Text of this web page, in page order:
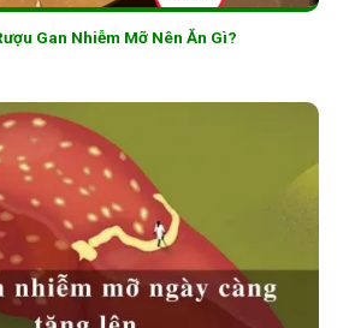
Gan Nhiễm Mỡ Nên Ăn Gì?